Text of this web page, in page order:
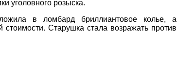
уголовного розыска.
в ломбард бриллиантовое колье, а
Старушка стала возражать против